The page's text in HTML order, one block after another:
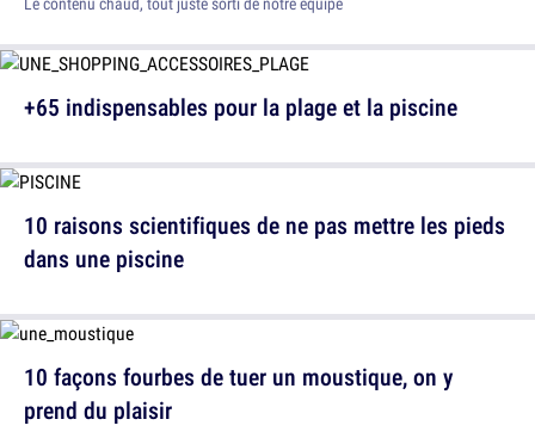
+65 indispensables pour la plage et la piscine
10 façons fourbes de tuer un moustique, on y
prend du plaisir
10 raisons scientifiques de ne pas mettre les pieds
dans une piscine